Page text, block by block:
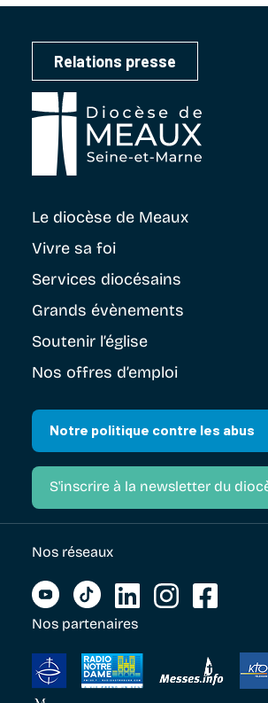
Relations presse
Le diocèse de Meaux
Vivre sa foi
Services diocésains
Grands évènements
Soutenir l’église
Nos offres d’emploi
Notre politique contre les abus
S'inscrire à la newsletter du
Nos réseaux
Nos partenaires